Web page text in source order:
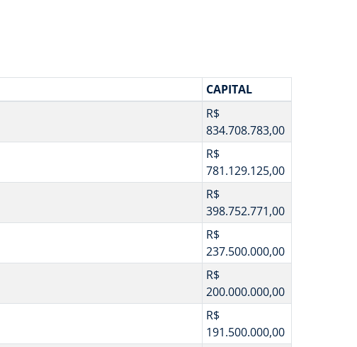
CAPITAL
R$
834.708.783,00
R$
781.129.125,00
R$
398.752.771,00
R$
237.500.000,00
R$
200.000.000,00
R$
191.500.000,00